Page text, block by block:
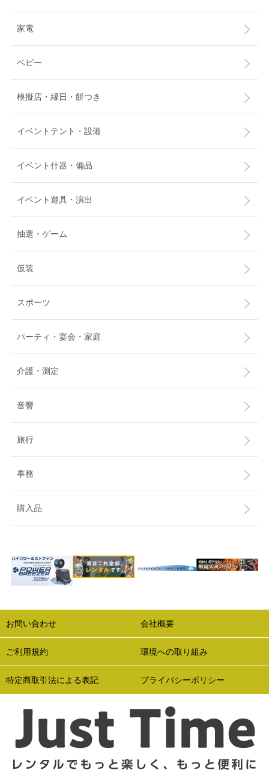
家電
ベビー
模擬店・縁日・餅つき
イベントテント・設備
イベント什器・備品
イベント遊具・演出
抽選・ゲーム
仮装
スポーツ
パーティ・宴会・家庭
介護・測定
音響
旅行
事務
購入品
お問い合わせ 会社概要
ご利用規約 環境への取り組み
特定商取引法による表記 プライバシーポリシー